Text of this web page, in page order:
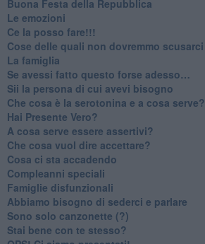
​Buona Festa della Repubblica
Le emozioni
​Ce la posso fare!!!
​Cose delle quali non dovremmo scusarci
​La famiglia
​Se avessi fatto questo forse adesso…
​Sii la persona di cui avevi bisogno
Che cosa è la serotonina e a cosa serve?
​Hai Presente Vero?
A cosa serve essere assertivi?
​Che cosa vuol dire accettare?
​Cosa ci sta accadendo
​Compleanni speciali
​Famiglie disfunzionali
​Abbiamo bisogno di sederci e parlare
Sono solo canzonette (?)
​Stai bene con te stesso?